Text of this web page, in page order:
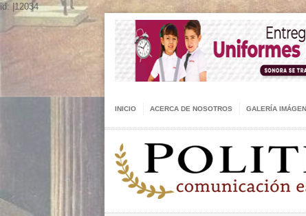
id: |12034
INICIO ACERCA DE NOSOTROS GALERÍA